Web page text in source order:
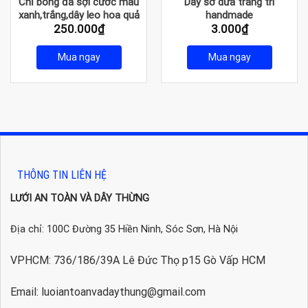
xanh,trắng,dây leo hoa quả
250.000₫
Mua ngay
handmade
3.000₫
Mua ngay
THÔNG TIN LIÊN HỆ
LƯỚI AN TOÀN VÀ DÂY THỪNG
Địa chỉ: 100C Đường 35 Hiền Ninh, Sóc Sơn, Hà Nội
VPHCM: 736/186/39A Lê Đức Thọ p15 Gò Vấp HCM
Email: luoiantoanvadaythung@gmail.com